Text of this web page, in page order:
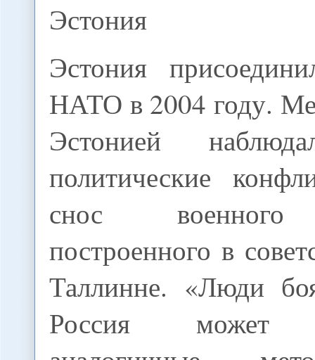
Эстония
Эстония
НАТО в 2004 году.
Эстонией
политические
снос военного
построенного в
Таллинне. «Люди
Россия может